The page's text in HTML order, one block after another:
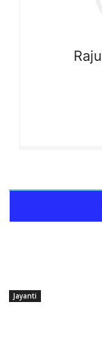
Raju
Jayanti